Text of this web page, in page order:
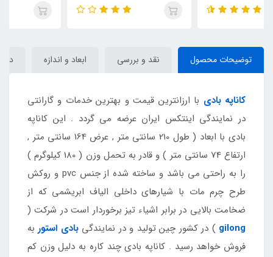
توضیحات محصول نقد و بررسی ابعاد و اندازه
کاناپه بادی با ارزانترین قیمت و بهترین خدمات و گارانتی
در نمایندگی اینتکس ایران عرضه می گردد . این کاناپه
بادی با ابعاد ( طول 210 سانتی متر , عرض 164 سانتی متر ,
ارتفاع 74 سانتی متر ) و قادر به تحمل وزن ( 180 کیلوگرم )
را به راحتی می باشد و ساخته شده از جنس pvc و روکش
طرح چرم مات با شیارهای داخلی الیاف ابریشمی که از
ضخامت بالایی در برابر اشیاء تیز برخوردار است در شرکت (
gilong ) در کشور چین تولید و در نمایندگیبادی استوربه
فروش خواهد رسید . کاناپه بادی چند کاره به دلیل وزن کم